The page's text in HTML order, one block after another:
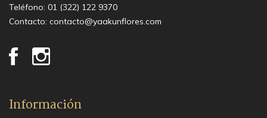
Teléfono: 01 (322) 122 9370
Contacto: contacto@yaakunflores.com
Información